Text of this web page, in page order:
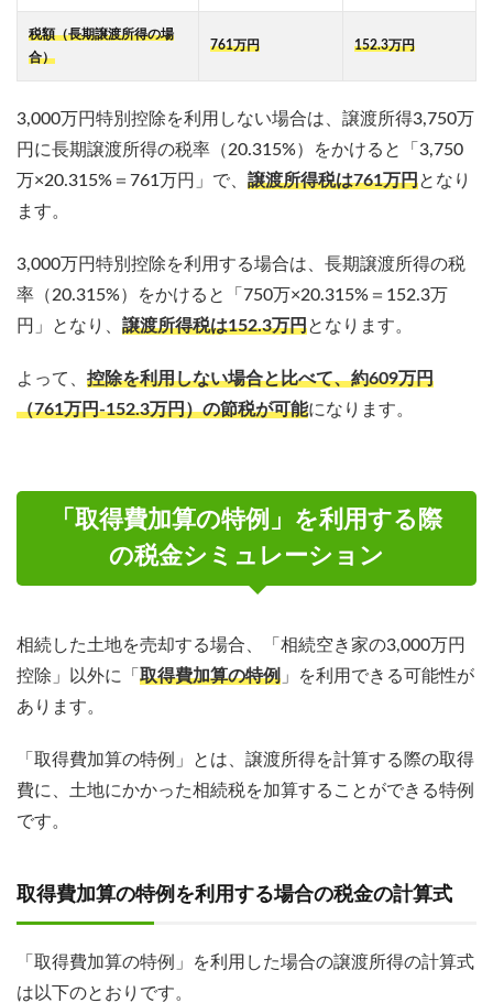
税額（長期譲渡所得の場
合）
761万円 152.3万円
3,000万円特別控除を利用しない場合は、譲渡所得3,750万
円に長期譲渡所得の税率（20.315%）をかけると「3,750
万×20.315%＝761万円」で、 譲渡所得税は761万円となり
ます。
3,000万円特別控除を利用する場合は、長期譲渡所得の税
率（20.315%）をかけると「750万×20.315%＝152.3万
円」となり、 譲渡所得税は152.3万円となります。
よって、 控除を利用しない場合と比べて、約609万円
（761万円-152.3万円）の節税が可能になります。
「取得費加算の特例」を利用する際
の税金シミュレーション
相続した土地を売却する場合、「相続空き家の3,000万円
控除」以外に「 取得費加算の特例 」を利用できる可能性が
あります。
「取得費加算の特例」とは、譲渡所得を計算する際の取得
費に、土地にかかった相続税を加算することができる特例
です。
取得費加算の特例を利用する場合の税金の計算式
「取得費加算の特例」を利用した場合の譲渡所得の計算式
は以下のとおりです。